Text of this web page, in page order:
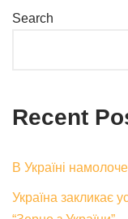
Search
Recent
В Україні
Україна закликає